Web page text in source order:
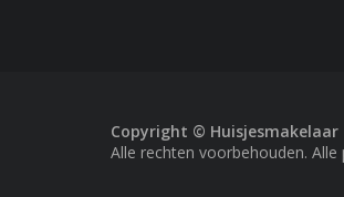
Copyright © Huisjesmakelaar
Alle rechten voorbehouden. Alle